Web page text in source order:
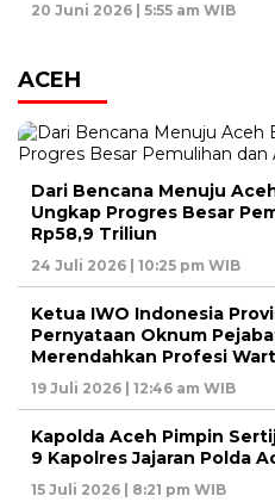
20 Juni 2026 | 5:55 am WIB
ACEH
Dari Bencana Menuju
Ungkap Progres Besar
Rp58,9 Triliun
24 Juli 2026 | 10:25 pm WIB
Ketua IWO Indonesia
Pernyataan Oknum
Merendahkan Profesi
19 Juli 2026 | 12:46 am WIB
Kapolda Aceh Pimpin
9 Kapolres Jajaran Polda
15 Juli 2026 | 8:21 pm WIB